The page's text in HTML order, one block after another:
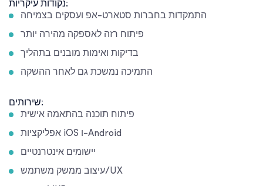
נקודות עיקריות:
התמקדות בחברות סטארט-אפ ועסקים בצמיחה
פיתוח רזה לאספקה מהירה יותר
בדיקות ואימות מובנים בתהליך
התמיכה נמשכת גם לאחר ההשקה
שירותים:
פיתוח תוכנה בהתאמה אישית
אפליקציות iOS ו-Android
יישומים אינטרנטיים
עיצוב ממשק משתמש/UX